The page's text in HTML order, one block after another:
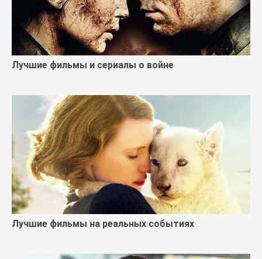
Лучшие фильмы и сериалы о войне
Лучшие фильмы на реальных событиях